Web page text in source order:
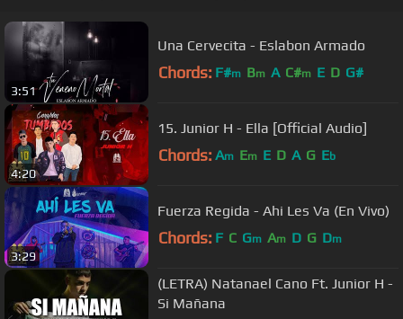
3:51
Una Cervecita - Eslabon Armado
Chords: F#m Bm A C#m E D G#
4:20
15. Junior H - Ella [Official Audio]
Chords: Am Em E D A G Eb
3:29
Fuerza Regida - Ahi Les Va (En Vivo)
Chords: F C Gm Am D G Dm
(LETRA) Natanael Cano Ft. Junior H -
Si Mañana